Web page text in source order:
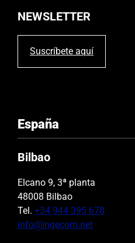
o
.
NEWSLETTER
Suscríbete aquí
España
Bilbao
Elcano 9, 3ª planta
48008 Bilbao
Tel. +34 944 395 678
info@ingecom.net